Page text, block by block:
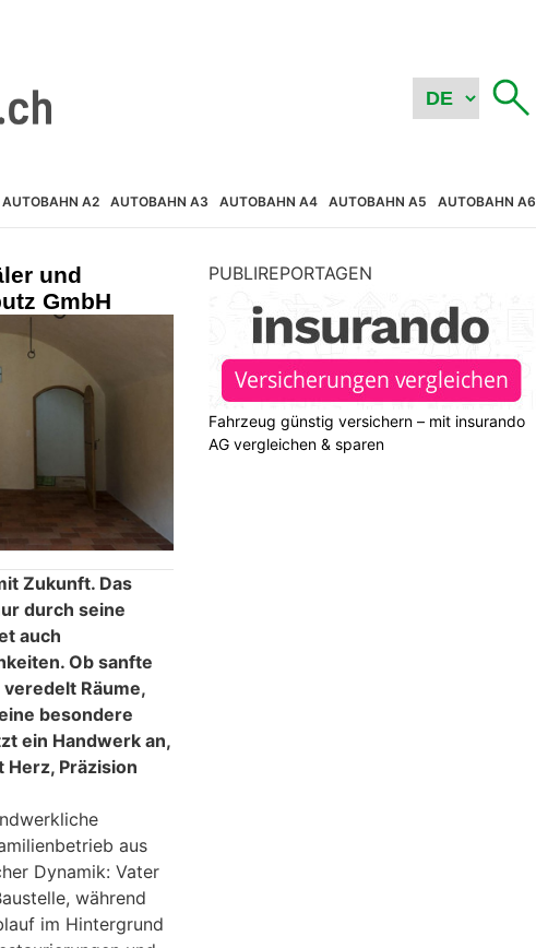
AUTOBAHN A2 AUTOBAHN A3 AUTOBAHN A4 AUTOBAHN A5 AUTOBAHN A6
und
GmbH
Zukunft. Das
durch seine
auch
Ob sanfte
Räume,
besondere
ein Handwerk an,
Präzision
aus
Dynamik: Vater
während
im Hintergrund
PUBLIREPORTAGEN
Fahrzeug günstig versichern – mit insurando
AG vergleichen & sparen